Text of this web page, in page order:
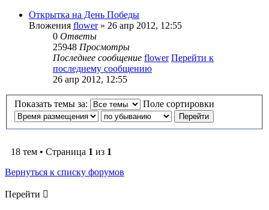
Открытка на День Победы
Вложения flower» 26 апр 2012, 12:55
0 Ответы
25948 Просмотры
Последнее сообщение flower Перейти к
последнему сообщению
26 апр 2012, 12:55
Показать темы за: Поле сортировки
18 тем • Страница 1 из 1
Вернуться к списку форумов
Перейти